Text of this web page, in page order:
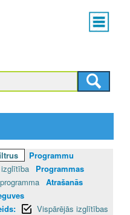
Main
menu
Programmu
Programmas
Atrašanās
Vispārējās izglītības